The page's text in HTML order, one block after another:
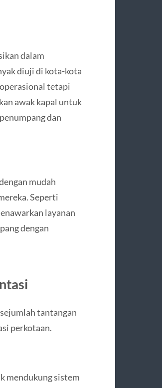
dalam
diuji di kota-kota
tetapi
awak kapal untuk
dan
mudah
Seperti
layanan
dengan
tantangan
perkotaan.
mendukung sistem